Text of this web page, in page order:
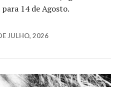
14 de Agosto.
MANSON lança «Front
JULHO, 2026